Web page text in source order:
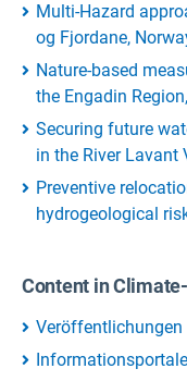
Multi-Hazard
og Fjordane,
Nature-based
the Engadin
Securing future
in the River Lavant
Preventive
hydrogeological
Content in
Veröffentlichungen
Informationsportale